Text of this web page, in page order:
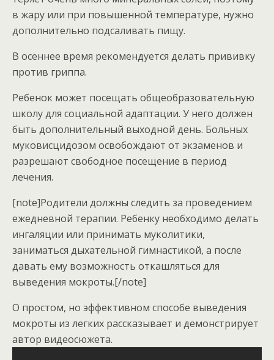
в жару или при повышенной температуре, нужно
дополнительно подсаливать пищу.
В осеннее время рекомендуется делать прививку
против гриппа.
Ребенок может посещать общеобразовательную
школу для социальной адаптации. У него должен
быть дополнительный выходной день. Больных
муковисцидозом освобождают от экзаменов и
разрешают свободное посещение в период
лечения.
[note]Родители должны следить за проведением
ежедневной терапии. Ребенку необходимо делать
ингаляции или принимать муколитики,
заниматься дыхательной гимнастикой, а после
давать ему возможность откашляться для
выведения мокроты.[/note]
О простом, но эффективном способе выведения
мокроты из легких рассказывает и демонстрирует
автор видеосюжета.